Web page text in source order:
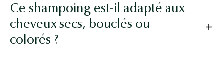
Ce shampoing est-il adapté aux
cheveux secs, bouclés ou
colorés ?